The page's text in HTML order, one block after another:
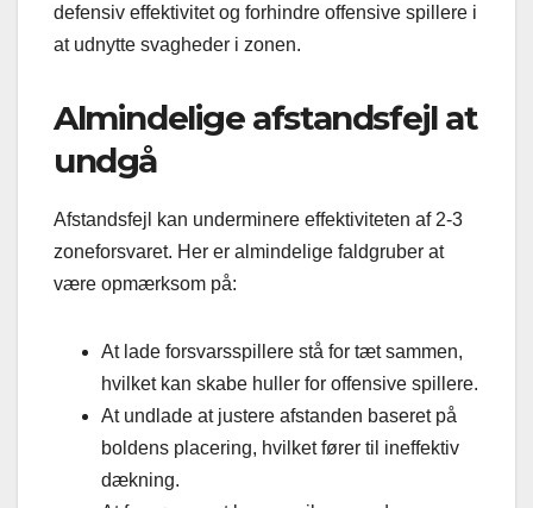
defensiv effektivitet og forhindre offensive spillere i
at udnytte svagheder i zonen.
Almindelige afstandsfejl at
undgå
Afstandsfejl kan underminere effektiviteten af 2-3
zoneforsvaret. Her er almindelige faldgruber at
være opmærksom på:
At lade forsvarsspillere stå for tæt sammen,
hvilket kan skabe huller for offensive spillere.
At undlade at justere afstanden baseret på
boldens placering, hvilket fører til ineffektiv
dækning.